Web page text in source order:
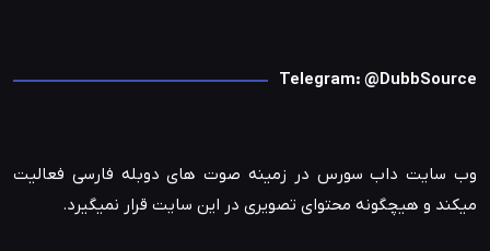
Telegram: @DubbSource
وب سایت داب سورس در زمینه صوت های دوبله فارسی فعالیت
میکند و هیچگونه محتوای تصویری در این سایت قرار نمیگیرد.